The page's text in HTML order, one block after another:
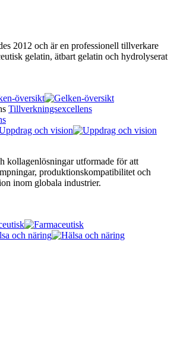
2012 och är en professionell tillverkare
gelatin, ätbart gelatin och hydrolyserat
översikt
Tillverkningsexcellens
och vision
kollagenlösningar utformade för att
produktionskompatibilitet och
inom globala industrier.
och näring